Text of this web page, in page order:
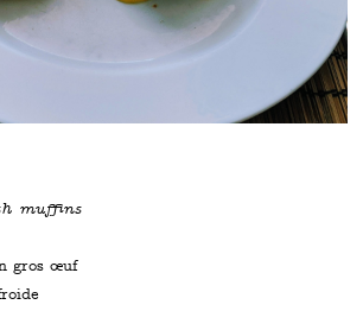
muffins
gros œuf